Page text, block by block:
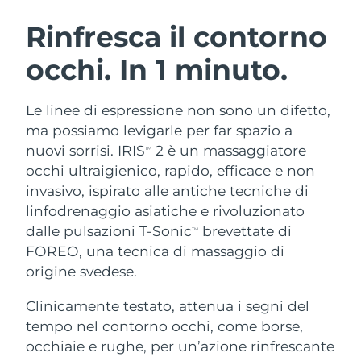
Rinfresca il contorno
occhi. In 1 minuto.
Le linee di espressione non sono un difetto,
ma possiamo levigarle per far spazio a
nuovi sorrisi. IRISTM
2 è un massaggiatore
occhi ultraigienico, rapido, efficace e non
invasivo, ispirato alle antiche tecniche di
linfodrenaggio asiatiche e rivoluzionato
dalle pulsazioni T-SonicTM
brevettate di
FOREO, una tecnica di massaggio di
origine svedese.
Clinicamente testato, attenua i segni del
tempo nel contorno occhi, come borse,
occhiaie e rughe, per un’azione rinfrescante
LUNA™ 4 pacchetto
Anti-aging massage
LUNA™ 4 Plus
Massage, LED heating
For men, anti-aging massage
BEAR™ 2 pacchetto
Microcurrent toning
BEAR™ 2 go
Microcurrent toning on-the-go
Microcurrent line smoothing device
Idratazione
UFO™ 3 pacchetto
Deep facial hydration
Near-infrared and red light therapy
device
Igiene orale
issa™ 4
Hybrid silicone sonic toothbrush
issa™ 4 plus
Smart hybrid silicone sonic toothbrush
TRATTAMENTI ANTI-AGE FAQ™
Anti-age Trattamenti LED
Austria Consegna stimata
Bahrein Consegna stimata
Belgio
Bermuda Consegna stimata
Bosnia ed
Erzegovina
Consegna stimata 8/11/26
Brunei Consegna stimata
Bulgaria
Canada Consegna stimata8/12/26
Cile Consegna stimata8/12/26